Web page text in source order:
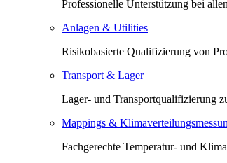
Professionelle Unterstützung bei
Anlagen & Utilities
Risikobasierte Qualifizierung von
Transport & Lager
Lager- und Transportqualifizierung
Mappings &
Fachgerechte Temperatur- und